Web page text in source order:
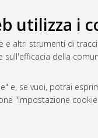
utilizza i
altri strumenti di
della
e, se vuoi, potrai
"Impostazione